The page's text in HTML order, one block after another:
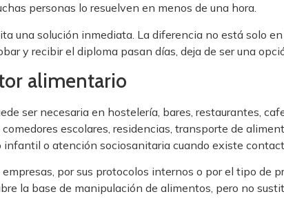
personas lo resuelven en menos de una hora.
una solución inmediata. La diferencia no está solo
y recibir el diploma pasan días, deja de ser una
alimentario
ser necesaria en hostelería, bares, restaurantes,
escolares, residencias, transporte de
o atención sociosanitaria cuando existe
por sus protocolos internos o por el tipo de
la base de manipulación de alimentos, pero no